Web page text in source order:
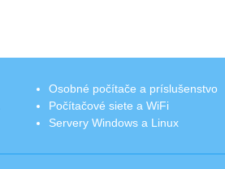
Osobné počítače a príslušenstvo
Počítačové siete a WiFi
Servery Windows a Linux